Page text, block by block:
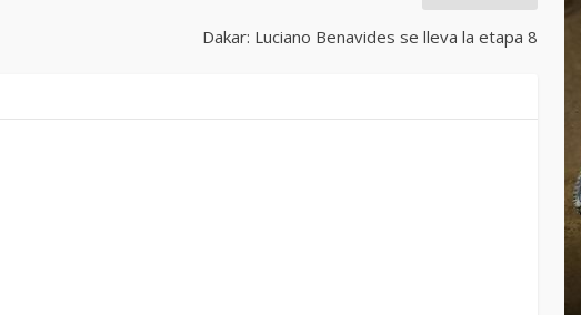
Dakar: Luciano Benavides se lleva la etapa 8